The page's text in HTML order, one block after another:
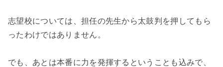
志望校については、担任の先生から太鼓判を押してもら
ったわけではありません。
でも、あとは本番に力を発揮するということも込みで、